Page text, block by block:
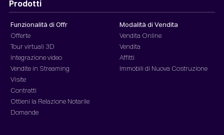
Prodotti
Funzionalità di Offr
Offerte
Tour virtuali 3D
Integrazione video
Vendite in Streaming
Visite
Contratti
Ottieni la Relazione Notarile
Domande
Modalità di Vendita
Vendita Online
Vendita
Affitti
Immobili di Nuova Costruzione